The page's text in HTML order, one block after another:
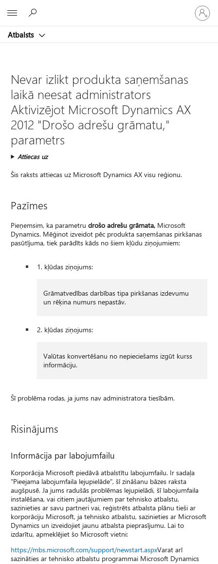
Atbalsts
savā
kontā
Nevar izlikt produkta saņemšanas
laikā neesat administrators
Aktivizējot Microsoft Dynamics AX
2012 "Drošo adrešu grāmatu,"
parametrs
Attiecas uz
Šis raksts attiecas uz Microsoft Dynamics AX visu reģionu.
Pazīmes
Pieņemsim, ka parametru drošo adrešu grāmata, Microsoft
Dynamics. Mēģinot izveidot pēc produkta saņemšanas pirkšanas
pasūtījuma, tiek parādīts kāds no šiem kļūdu ziņojumiem:
1. kļūdas ziņojums:
Grāmatvedības darbības tipa pirkšanas izdevumu
un rēķina numurs nepastāv.
2. kļūdas ziņojums:
Valūtas konvertēšanu no nepieciešams izgūt kurss
informāciju.
Šī problēma rodas, ja jums nav administratora tiesībām.
Risinājums
Informācija par labojumfailu
Korporācija Microsoft piedāvā atbalstītu labojumfailu. Ir sadaļa
"Pieejama labojumfaila lejupielāde", šī zināšanu bāzes raksta
augšpusē. Ja jums radušās problēmas lejupielādi, šī labojumfaila
instalēšana, vai citiem jautājumiem par tehnisko atbalstu,
sazinieties ar savu partneri vai, reģistrēts atbalsta plānu tieši ar
korporāciju Microsoft, ja tehnisko atbalstu, sazinieties ar Microsoft
Dynamics un izveidojiet jaunu atbalsta pieprasījumu. Lai to
izdarītu, apmeklējiet šo Microsoft vietni:
https://mbs.microsoft.com/support/newstart.aspxVarat arī
sazināties ar tehnisko atbalstu programmai Microsoft Dynamics